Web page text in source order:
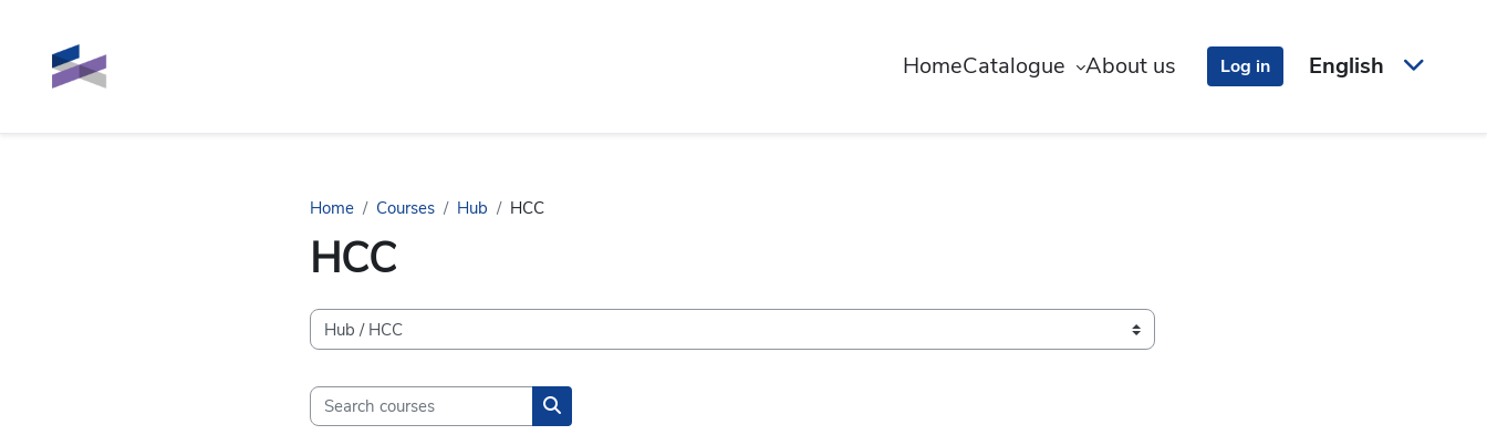
HomeCatalogue About us Log in English
Home Courses Hub HCC
HCC
Course categories
Search courses